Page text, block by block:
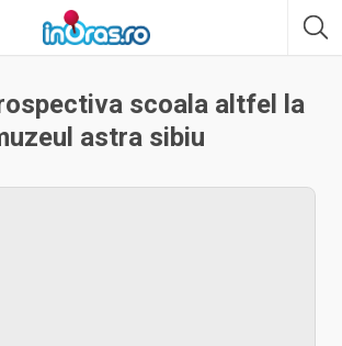
scoala altfel la
astra sibiu